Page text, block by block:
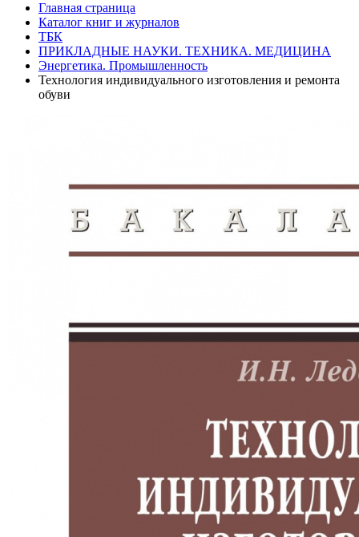
Главная страница
Каталог книг и журналов
ТБК
ПРИКЛАДНЫЕ НАУКИ. ТЕХНИКА. МЕДИЦИНА
Энергетика. Промышленность
Технология индивидуального изготовления и ремонта
обуви